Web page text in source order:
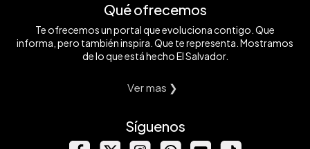
Qué ofrecemos
Te ofrecemos un portal que evoluciona contigo. Que
informa, pero también inspira. Que te representa. Mostramos
de lo que está hecho El Salvador.
Ver mas ❯
Síguenos